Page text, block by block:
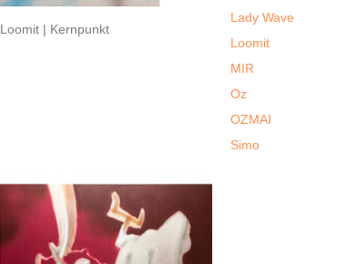
Loomit | Kernpunkt
Lady Wave
Loomit
MIR
Oz
OZMAI
Simo